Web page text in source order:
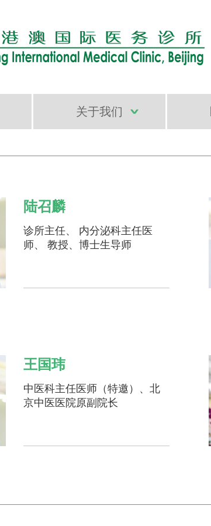
关于我们
陆召麟
诊所主任、 内分泌科主任医
师、 教授、博士生导师
王国玮
中医科主任医师（特邀）、北
京中医医院原副院长